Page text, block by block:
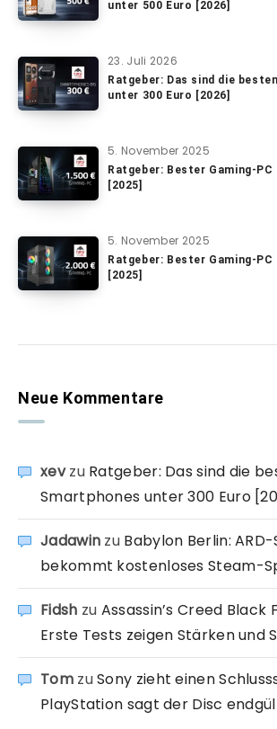
unter 500 Euro [2026]
23. Juli 2026
Ratgeber: Das sind die
unter 300 Euro [2026]
5. November 2025
Ratgeber: Bester Gaming-PC
[2025]
5. November 2025
Ratgeber: Bester Gaming-PC
[2025]
Neue Kommentare
xevzu Ratgeber: Das sind die
Smartphones unter 300 Euro
Jadawin zu Babylon Berlin:
bekommt kostenloses Steam-
Fidsh zu Assassin’s Creed Black
Erste Tests zeigen Stärken und
TomzuSony zieht einen
PlayStation sagt der Disc